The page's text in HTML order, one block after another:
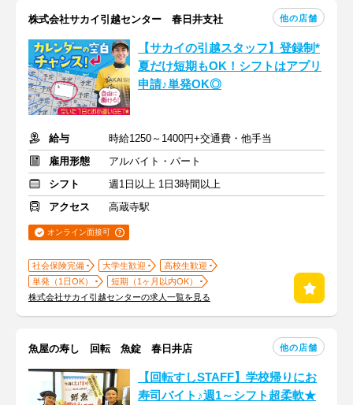
株式会社サカイ引越センター 春日井支社 他の店舗
【サカイの引越スタッフ】登録制*
夏だけ短期もOK！シフトはアプリ
申請♪単発OK◎
給与
時給1250～1400円+交通費・他手当
雇用形態
アルバイト・パート
シフト
週1日以上 1日3時間以上
アクセス
高蔵寺駅
オンライン面接可
社会保険完備 大学生歓迎
高校生歓迎
単発（1日OK）
短期（1ヶ月以内OK）
株式会社サカイ引越センターの求人一覧を見る
魚屋の寿し 回転 魚錠 春日井店 他の店舗
【回転すしSTAFF】学校帰りにお
寿司バイト♪週1～シフト超柔軟★